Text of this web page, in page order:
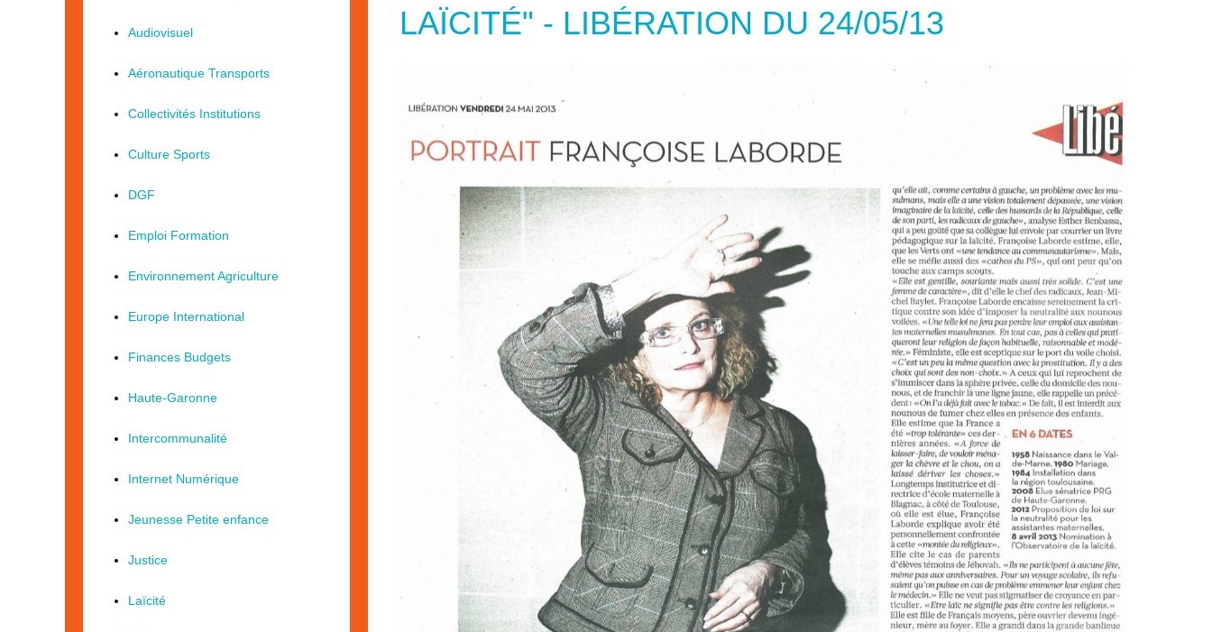
LAÏCITÉ" - LIBÉRATION DU 24/05/13
Audiovisuel
Aéronautique Transports
Collectivités Institutions
Culture Sports
DGF
Emploi Formation
Environnement Agriculture
Europe International
Finances Budgets
Haute-Garonne
Intercommunalité
Internet Numérique
Jeunesse Petite enfance
Justice
Laïcité